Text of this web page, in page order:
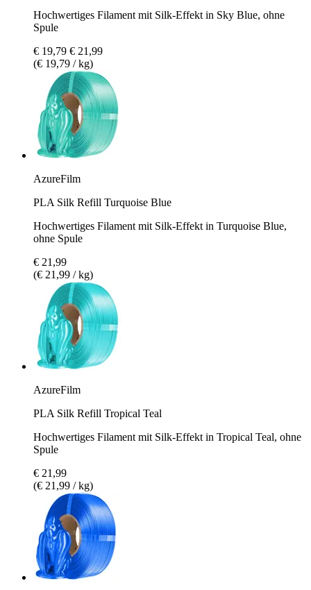
Hochwertiges Filament mit Silk-Effekt in Sky Blue, ohne
Spule
€ 19,79 € 21,99
(€ 19,79 / kg)
AzureFilm
PLA Silk Refill Turquoise Blue
Hochwertiges Filament mit Silk-Effekt in Turquoise Blue,
ohne Spule
€ 21,99
(€ 21,99 / kg)
AzureFilm
PLA Silk Refill Tropical Teal
Hochwertiges Filament mit Silk-Effekt in Tropical Teal, ohne
Spule
€ 21,99
(€ 21,99 / kg)